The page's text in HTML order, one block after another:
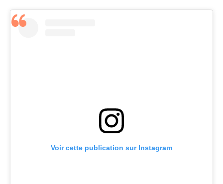
Voir cette publication sur Instagram